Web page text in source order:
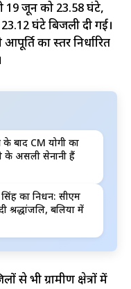
19 जून को 23.58 घंटे,
घंटे बिजली दी गई।
का स्तर निर्धारित
बाद CM योगी का
के असली सेनानी हैं
का निधन: सीएम
बलिया में
से भी ग्रामीण क्षेत्रों में